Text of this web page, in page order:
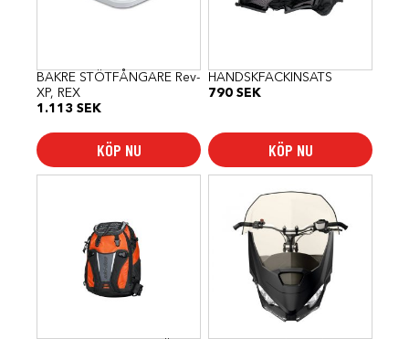
BAKRE STÖTFÅNGARE Rev-
XP, REX
1.113 SEK
KÖP NU
HANDSKFACKINSATS
790 SEK
KÖP NU